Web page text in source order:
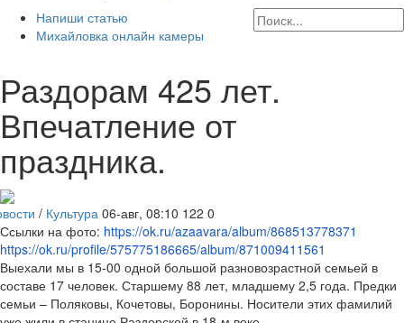
Напиши статью
Михайловка онлайн камеры
Раздорам 425 лет.
Впечатление от
праздника.
/ Культура 06-авг, 08:10 122 0
Ссылки на фото: https://ok.ru/azaavara/album/868513778371
https://ok.ru/profile/575775186665/album/871009411561
Выехали мы в 15-00 одной большой разновозрастной семьей в
составе 17 человек. Старшему 88 лет, младшему 2,5 года. Предки
семьи – Поляковы, Кочетовы, Боронины. Носители этих фамилий